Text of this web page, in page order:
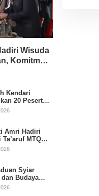
Wisuda
Komitmen
Kendari
20 Peserta
Pertama
Amri Hadiri
Ta’aruf MTQ
Beri
Syiar
dan Budaya
Pawai Ta’aruf